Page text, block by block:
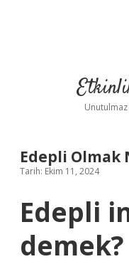
Edepli Olmak
Tarih: Ekim 11, 2024
Edepli
demek?